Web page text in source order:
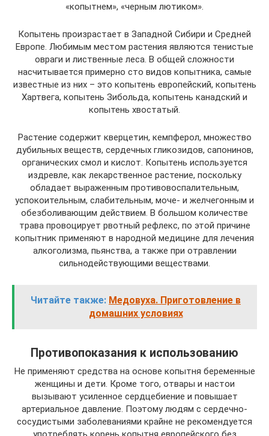
«копытнем», «черным лютиком».
Копытень произрастает в Западной Сибири и Средней
Европе. Любимым местом растения являются тенистые
овраги и лиственные леса. В общей сложности
насчитывается примерно сто видов копытника, самые
известные из них – это копытень европейский, копытень
Хартвега, копытень Зибольда, копытень канадский и
копытень хвостатый.
Растение содержит кверцетин, кемпферол, множество
дубильных веществ, сердечных гликозидов, сапонинов,
органических смол и кислот. Копытень используется
издревле, как лекарственное растение, поскольку
обладает выраженным противовоспалительным,
успокоительным, слабительным, моче- и желчегонным и
обезболивающим действием. В большом количестве
трава провоцирует рвотный рефлекс, по этой причине
копытник применяют в народной медицине для лечения
алкоголизма, пьянства, а также при отравлении
сильнодействующими веществами.
Читайте также: Медовуха. Приготовление в
домашних условиях
Противопоказания к использованию
Не применяют средства на основе копытня беременные
женщины и дети. Кроме того, отвары и настои
вызывают усиленное сердцебиение и повышает
артериальное давление. Поэтому людям с сердечно-
сосудистыми заболеваниями крайне не рекомендуется